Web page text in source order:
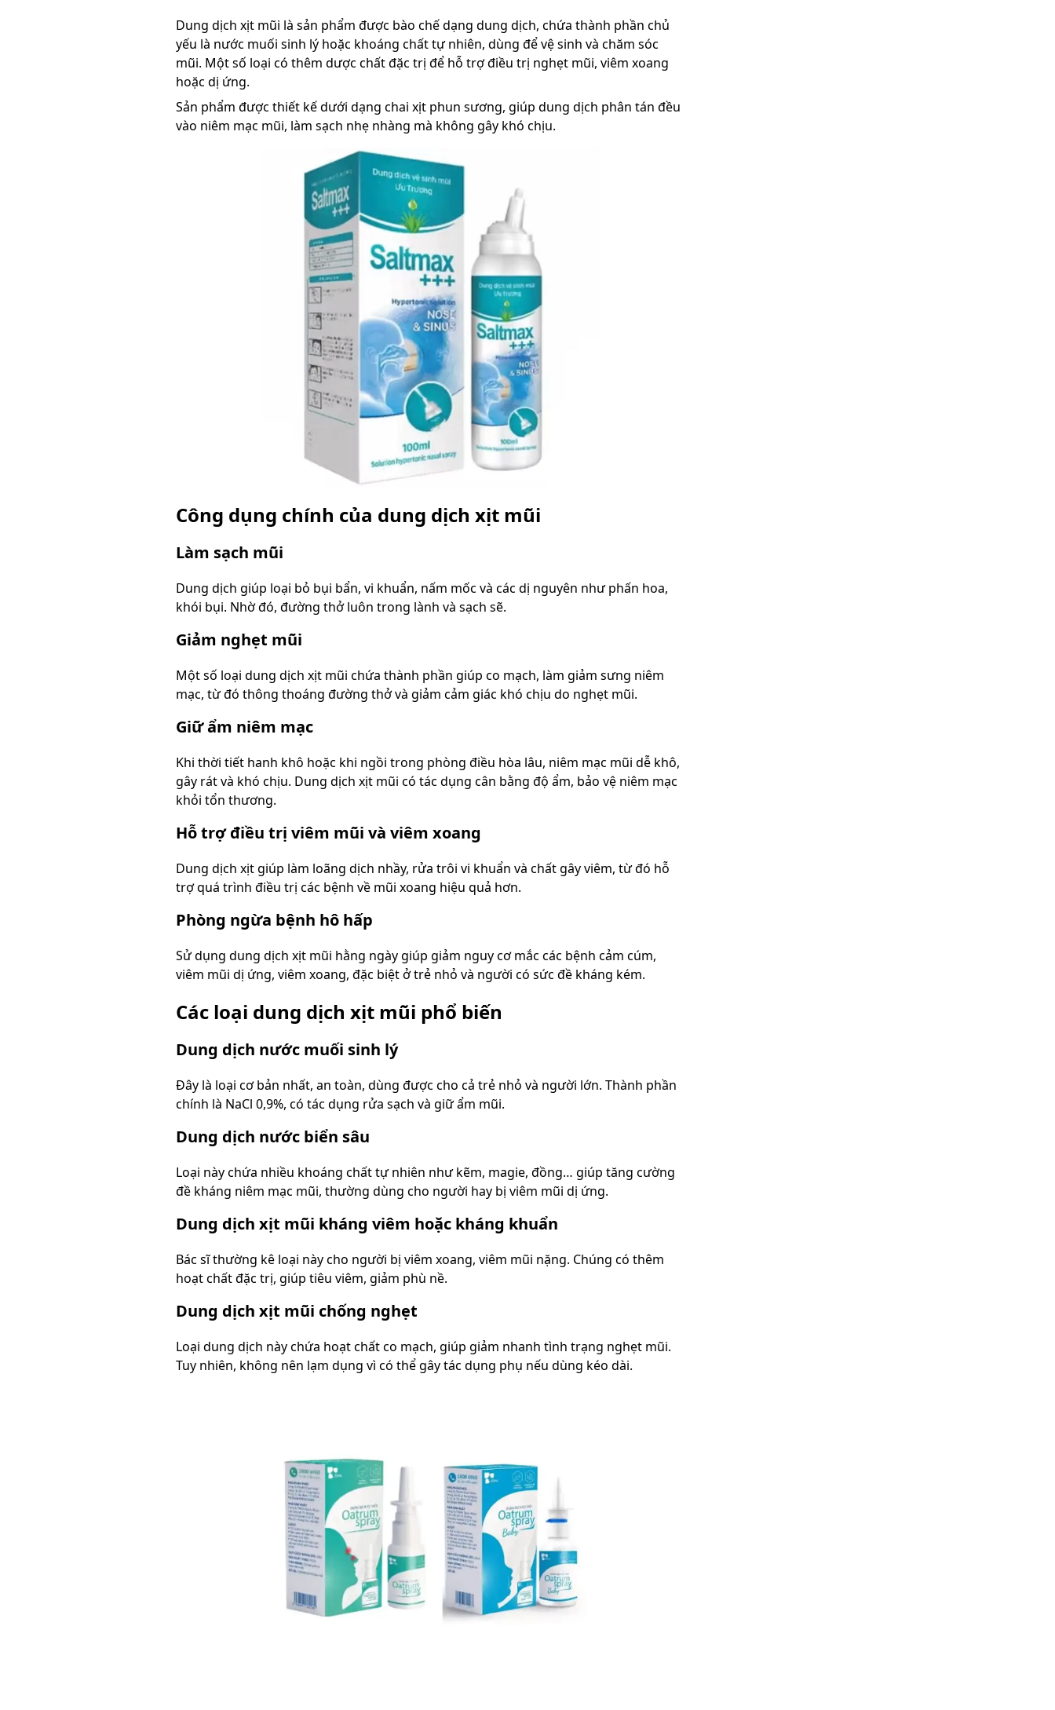
Dung dịch xịt mũi là sản phẩm được bào chế dạng dung dịch, chứa thành phần chủ
yếu là nước muối sinh lý hoặc khoáng chất tự nhiên, dùng để vệ sinh và chăm sóc
mũi. Một số loại có thêm dược chất đặc trị để hỗ trợ điều trị nghẹt mũi, viêm xoang
hoặc dị ứng.
Sản phẩm được thiết kế dưới dạng chai xịt phun sương, giúp dung dịch phân tán đều
vào niêm mạc mũi, làm sạch nhẹ nhàng mà không gây khó chịu.
Công dụng chính của dung dịch xịt mũi
Làm sạch mũi
Dung dịch giúp loại bỏ bụi bẩn, vi khuẩn, nấm mốc và các dị nguyên như phấn hoa,
khói bụi. Nhờ đó, đường thở luôn trong lành và sạch sẽ.
Giảm nghẹt mũi
Một số loại dung dịch xịt mũi chứa thành phần giúp co mạch, làm giảm sưng niêm
mạc, từ đó thông thoáng đường thở và giảm cảm giác khó chịu do nghẹt mũi.
Giữ ẩm niêm mạc
Khi thời tiết hanh khô hoặc khi ngồi trong phòng điều hòa lâu, niêm mạc mũi dễ khô,
gây rát và khó chịu. Dung dịch xịt mũi có tác dụng cân bằng độ ẩm, bảo vệ niêm mạc
khỏi tổn thương.
Hỗ trợ điều trị viêm mũi và viêm xoang
Dung dịch xịt giúp làm loãng dịch nhầy, rửa trôi vi khuẩn và chất gây viêm, từ đó hỗ
trợ quá trình điều trị các bệnh về mũi xoang hiệu quả hơn.
Phòng ngừa bệnh hô hấp
Sử dụng dung dịch xịt mũi hằng ngày giúp giảm nguy cơ mắc các bệnh cảm cúm,
viêm mũi dị ứng, viêm xoang, đặc biệt ở trẻ nhỏ và người có sức đề kháng kém.
Các loại dung dịch xịt mũi phổ biến
Dung dịch nước muối sinh lý
Đây là loại cơ bản nhất, an toàn, dùng được cho cả trẻ nhỏ và người lớn. Thành phần
chính là NaCl 0,9%, có tác dụng rửa sạch và giữ ẩm mũi.
Dung dịch nước biển sâu
Loại này chứa nhiều khoáng chất tự nhiên như kẽm, magie, đồng… giúp tăng cường
đề kháng niêm mạc mũi, thường dùng cho người hay bị viêm mũi dị ứng.
Dung dịch xịt mũi kháng viêm hoặc kháng khuẩn
Bác sĩ thường kê loại này cho người bị viêm xoang, viêm mũi nặng. Chúng có thêm
hoạt chất đặc trị, giúp tiêu viêm, giảm phù nề.
Dung dịch xịt mũi chống nghẹt
Loại dung dịch này chứa hoạt chất co mạch, giúp giảm nhanh tình trạng nghẹt mũi.
Tuy nhiên, không nên lạm dụng vì có thể gây tác dụng phụ nếu dùng kéo dài.